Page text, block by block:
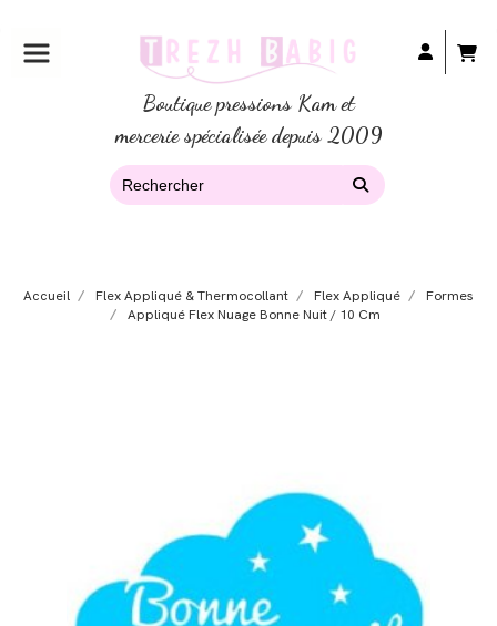
Boutique pressions Kam et
mercerie spécialisée depuis 2009
Accueil Flex Appliqué & Thermocollant Flex Appliqué
Formes
Appliqué Flex Nuage Bonne Nuit / 10 Cm